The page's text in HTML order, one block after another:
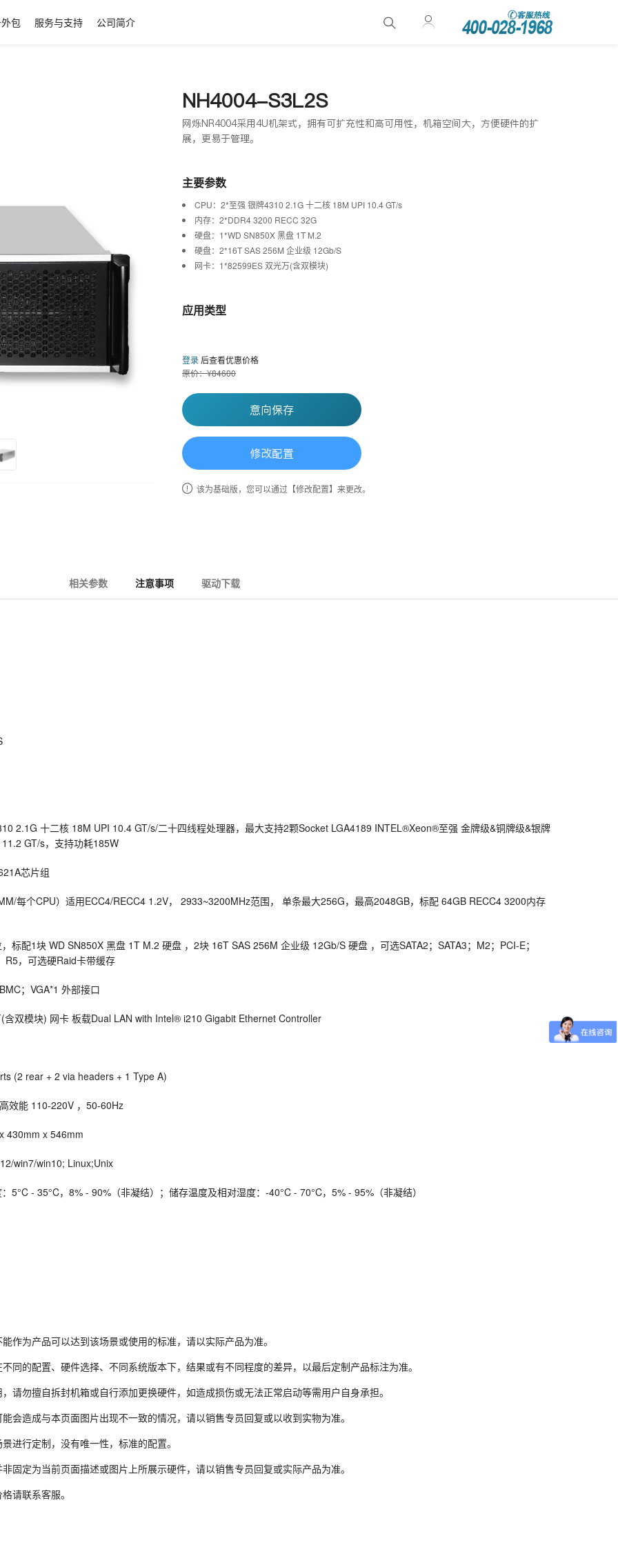
包 服务与支持 公司简介
NH4004-S3L2S
网烁NR4004采用4U机架式，拥有可扩充性和高可用性，机箱空间大，方便硬件的扩
展，更易于管理。
主要参数
CPU：2*至强 银牌4310 2.1G 十二核 18M UPI 10.4 GT/s
内存：2*DDR4 3200 RECC 32G
硬盘：1*WD SN850X 黑盘 1T M.2
硬盘：2*16T SAS 256M 企业级 12Gb/S
网卡：1*82599ES 双光万(含双模块)
应用类型
登录 后查看优惠价格
原价：¥84600
意向保存
修改配置
该为基础版，您可以通过【修改配置】来更改。
相关参数 注意事项 驱动下载
2.1G 十二核 18M UPI 10.4 GT/s/二十四线程处理器，最大支持2颗Socket LGA4189 INTEL®Xeon®至强 金牌级&铜牌级&银牌
GT/s，支持功耗185W
芯片组
每个CPU）适用ECC4/RECC4 1.2V， 2933~3200MHz范围， 单条最大256G，最高2048GB，标配 64GB RECC4 3200内存
标配1块 WD SN850X 黑盘 1T M.2 硬盘 ，2块 16T SAS 256M 企业级 12Gb/S 硬盘 ，可选SATA2；SATA3；M2；PCI-E；
R5，可选硬Raid卡带缓存
；VGA*1 外部接口
含双模块) 网卡 板载Dual LAN with Intel® i210 Gigabit Ethernet Controller
(2 rear + 2 via headers + 1 Type A)
效能 110-220V ，50-60Hz
430mm x 546mm
win7/win10; Linux;Unix
5°C - 35°C，8% - 90%（非凝结）；储存温度及相对湿度：-40°C - 70°C，5% - 95%（非凝结）
作为产品可以达到该场景或使用的标准，请以实际产品为准。
同的配置、硬件选择、不同系统版本下，结果或有不同程度的差异，以最后定制产品标注为准。
请勿擅自拆封机箱或自行添加更换硬件，如造成损伤或无法正常启动等需用户自身承担。
会造成与本页面图片出现不一致的情况，请以销售专员回复或以收到实物为准。
进行定制，没有唯一性，标准的配置。
固定为当前页面描述或图片上所展示硬件，请以销售专员回复或实际产品为准。
请联系客服。